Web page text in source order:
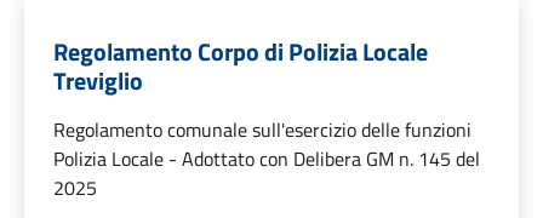
Regolamento Corpo di Polizia Locale
Treviglio
Regolamento comunale sull'esercizio delle funzioni
Polizia Locale - Adottato con Delibera GM n. 145 del
2025